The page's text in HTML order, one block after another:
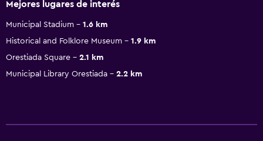
Mejores lugares de interés
Municipal Stadium
1.6 km
Historical and Folklore Museum
1.9 km
Orestiada Square
2.1 km
Municipal Library Orestiada
2.2 km